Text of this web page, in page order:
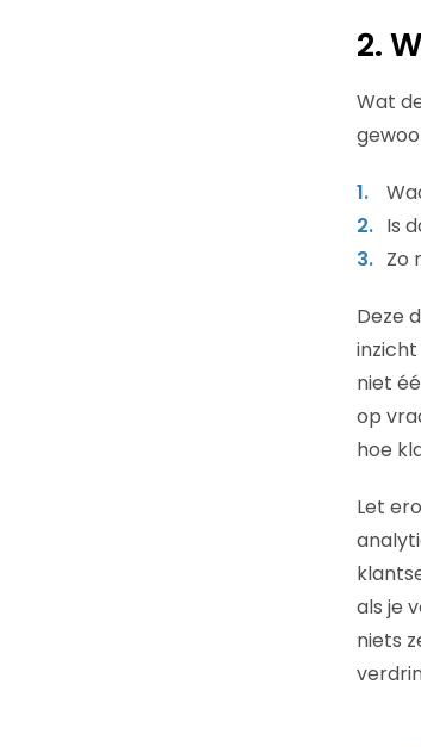
2.
Wat
Is
Zo
Deze
niet
op
hoe
Let
als je
niets